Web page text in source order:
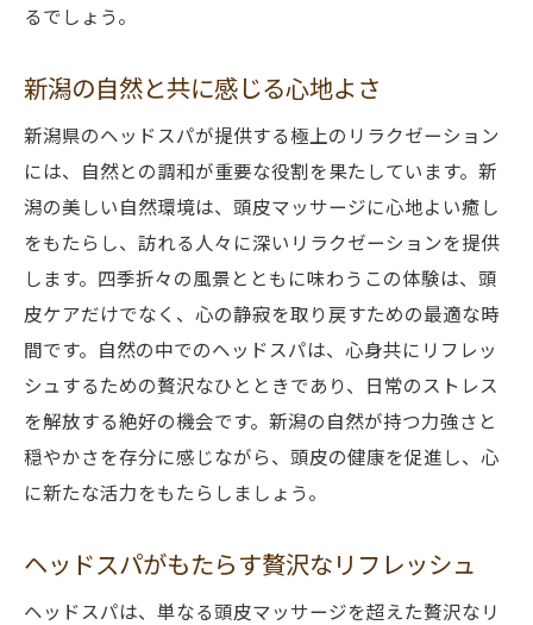
癒しのひとときを提供する新潟の極上ヘッドス
日常の喧騒から離れた贅沢な時間
新潟県内の極上スポットの紹介
心身の癒しを提供する特別な施術
リラクゼーションを追求した環境と施術
感覚を満たす究極のリラクゼーション
新潟で手に入れる極上の癒し
るでしょう。
新潟の自然と共に感じる心地よさ
新潟県のヘッドスパが提供する極上のリラクゼーション
には、自然との調和が重要な役割を果たしています。新
潟の美しい自然環境は、頭皮マッサージに心地よい癒し
をもたらし、訪れる人々に深いリラクゼーションを提供
します。四季折々の風景とともに味わうこの体験は、頭
皮ケアだけでなく、心の静寂を取り戻すための最適な時
間です。自然の中でのヘッドスパは、心身共にリフレッ
シュするための贅沢なひとときであり、日常のストレス
を解放する絶好の機会です。新潟の自然が持つ力強さと
穏やかさを存分に感じながら、頭皮の健康を促進し、心
に新たな活力をもたらしましょう。
ヘッドスパがもたらす贅沢なリフレッシュ
ヘッドスパは、単なる頭皮マッサージを超えた贅沢なリ